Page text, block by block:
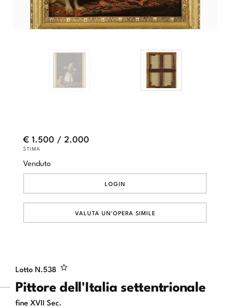
Lotto N.538
Pittore dell'Italia settentrionale
fine XVII Sec.
€ 1.500 / 2.000
STIMA
Venduto
LOGIN
VALUTA UN'OPERA SIMILE